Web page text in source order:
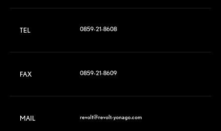
TEL 0859-21-8608
FAX 0859-21-8609
MAIL revolt@revolt-yonago.com